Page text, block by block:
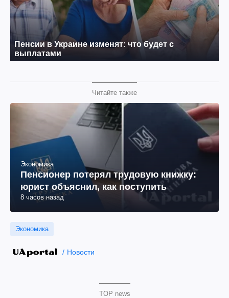
Читайте также
Экономика
Пенсионер потерял трудовую книжку:
юрист объяснил, как поступить
8 часов назад
Экономика
Новости
TOP news